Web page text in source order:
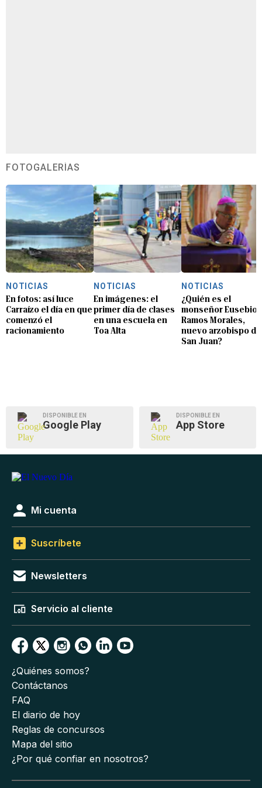
FOTOGALERÍAS
NOTICIAS
En fotos: así luce
Carraízo el día en que
comenzó el
racionamiento
NOTICIAS
En imágenes: el
primer día de clases
en una escuela en
Toa Alta
NOTICIAS
¿Quién es el
monseñor Eusebio
Ramos Morales,
nuevo arzobispo de
San Juan?
DISPONIBLE EN
Google Play
DISPONIBLE EN
App Store
Mi cuenta
Suscríbete
Newsletters
Servicio al cliente
¿Quiénes somos?
Contáctanos
FAQ
El diario de hoy
Reglas de concursos
Mapa del sitio
¿Por qué confiar en nosotros?